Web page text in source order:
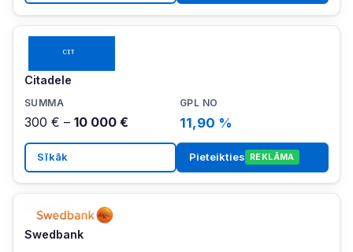
Citadele
300 € – 10 000 € 11,90 %
Sīkāk Pieteikties REKLĀMA
Swedbank